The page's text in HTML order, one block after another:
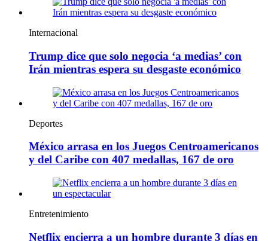
Internacional
Trump dice que solo negocia ‘a medias’ con
Irán mientras espera su desgaste económico
Deportes
México arrasa en los Juegos Centroamericanos
y del Caribe con 407 medallas, 167 de oro
Entretenimiento
Netflix encierra a un hombre durante 3 días en